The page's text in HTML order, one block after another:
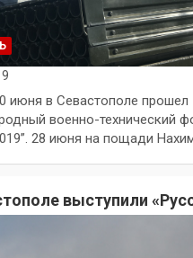
июня в Севастополе прошел
военно-технический
28 июня на пощади
выступили